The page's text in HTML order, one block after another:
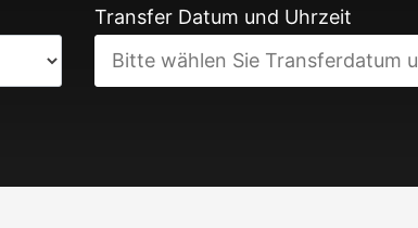
Transfer Datum und Uhrzeit